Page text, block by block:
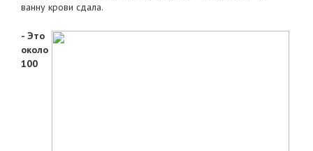
ванну крови сдала.
- Это
около
100